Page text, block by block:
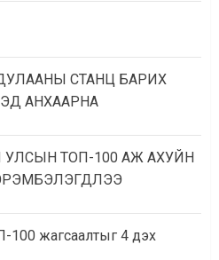
СТАНЦ БАРИХ
АНХААРНА
ТОП-100 АЖ АХУЙН
100 жагсаалтыг 4 дэх